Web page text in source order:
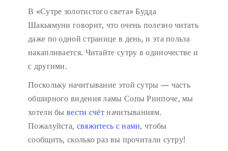
В «Сутре золотистого света» Будда
Шакьямуни говорит, что очень полезно читать
даже по одной странице в день, и эта польза
накапливается. Читайте сутру в одиночестве и
с другими.
Поскольку начитывание этой сутры — часть
обширного видения ламы Сопы Ринпоче, мы
хотели бы вести счётначитываниям.
Пожалуйста, свяжитесь с нами, чтобы
сообщить, сколько раз вы прочитали сутру!